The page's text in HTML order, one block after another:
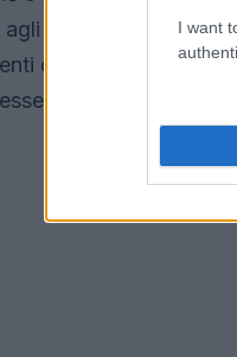
I want
snowboarder di
dedicati, come il
per questo sport.